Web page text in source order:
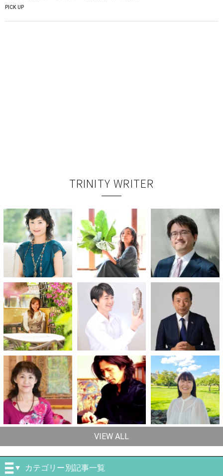
PICK UP
TRINITY WRITER
VIEW ALL
カテゴリー別記事一覧